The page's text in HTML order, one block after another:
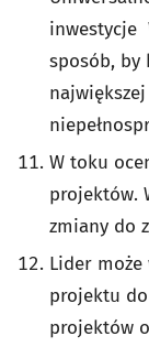
inwestycje
sposób, by
W toku
projektów.
zmiany do
Lider może
projektu
projektów